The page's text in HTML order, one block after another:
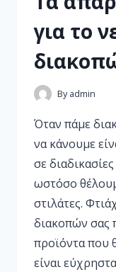
για το
By admin
Όταν πάμε
να κάνουμε
σε
ωστόσο
στιλάτες.
διακοπών σας
προϊόντα που
είναι